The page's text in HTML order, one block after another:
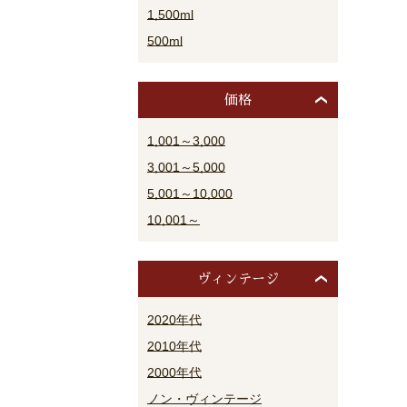
1,500ml
500ml
価格
1,001～3,000
3,001～5,000
5,001～10,000
10,001～
ヴィンテージ
2020年代
2010年代
2000年代
ノン・ヴィンテージ